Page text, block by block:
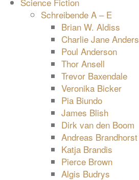
Schreibende A – E
Brian W. Aldiss
Charlie Jane Anders
Poul Anderson
Thor Ansell
Trevor Baxendale
Veronika Bicker
Pia Biundo
James Blish
Dirk van den Boom
Andreas Brandhorst
Katja Brandis
Pierce Brown
Algis Budrys